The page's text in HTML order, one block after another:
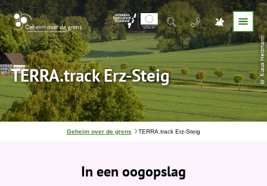
© Klaus Herzmann
TERRA.track Erz-Steig
J
Geheim over de grens TERRA.track Erz-Steig
In een oogopslag